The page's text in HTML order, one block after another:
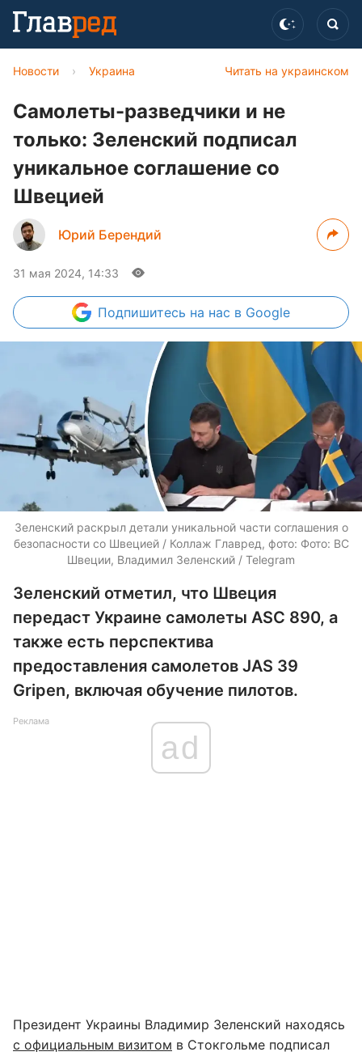
Читать на украинском
Новости › Украина
Самолеты-разведчики и не
только: Зеленский подписал
уникальное соглашение со
Швецией
Юрий Берендий
31 мая 2024, 14:33
Подпишитесь на нас в Google
Зеленский раскрыл детали уникальной части соглашения о
безопасности со Швецией / Коллаж Главред, фото: Фото: ВС
Швеции, Владимил Зеленский / Telegram
Зеленский отметил, что Швеция
передаст Украине самолеты ASC 890, а
также есть перспектива
предоставления самолетов JAS 39
Gripen, включая обучение пилотов.
Реклама
ad
Президент Украины Владимир Зеленский находясь
с официальным визитом в Стокгольме подписал